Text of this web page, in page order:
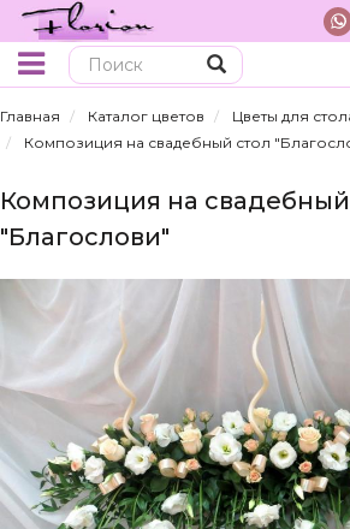
Главная Каталог цветов
Цветы для
Композиция на свадебный стол
Композиция на
"Благослови"